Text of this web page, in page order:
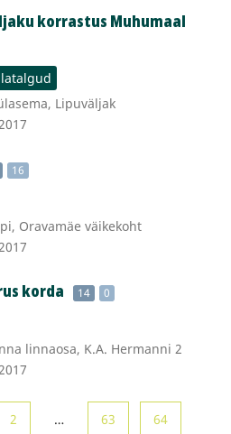
korrastus Muhumaal
Lipuväljak
16
Oravamäe väikekoht
korda 14 0
linnaosa, K.A. Hermanni 2
2 … 63 64